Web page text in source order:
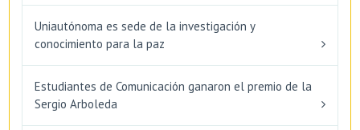
Uniautónoma es sede de la investigación y
conocimiento para la paz
Estudiantes de Comunicación ganaron el premio de la
Sergio Arboleda